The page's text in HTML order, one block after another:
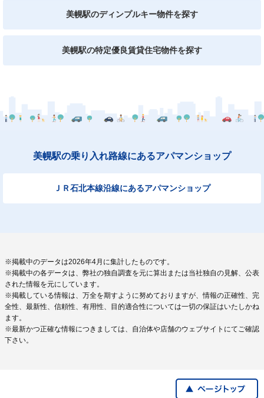
美幌駅のディンプルキー物件を探す
美幌駅の特定優良賃貸住宅物件を探す
美幌駅の乗り入れ路線にあるアパマンショップ
ＪＲ石北本線沿線にあるアパマンショップ
※掲載中のデータは2026年4月に集計したものです。
※掲載中の各データは、弊社の独自調査を元に算出または当社独自の見解、公表
された情報を元にしています。
※掲載している情報は、万全を期すように努めておりますが、情報の正確性、完
全性、最新性、信頼性、有用性、目的適合性については一切の保証はいたしかね
ます。
※最新かつ正確な情報につきましては、自治体や店舗のウェブサイトにてご確認
下さい。